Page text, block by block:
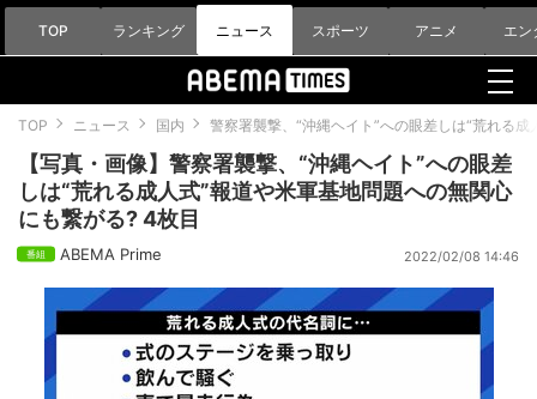
TOP ランキング ニュース スポーツ アニメ エン
TOP ニュース 国内 警察署襲撃、“沖縄ヘイト”への眼差しは“荒れる
【写真・画像】警察署襲撃、“沖縄ヘイト”への眼差
しは“荒れる成人式”報道や米軍基地問題への無関心
にも繋がる? 4枚目
ABEMA Prime 2022/02/08 14:46